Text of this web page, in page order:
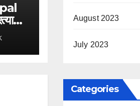
August 2023
July 2023
Categories